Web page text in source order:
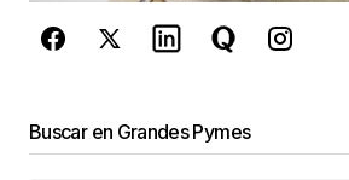
Buscar en Grandes Pymes